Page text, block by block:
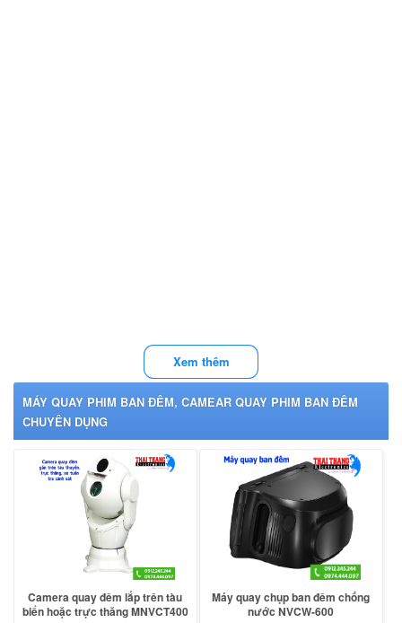
Xem thêm
MÁY QUAY PHIM BAN ĐÊM, CAMEAR QUAY PHIM BAN ĐÊM
CHUYÊN DỤNG
Camera quay đêm lắp trên tàu
biển hoặc trực thăng MNVCT400
Máy quay chụp ban đêm chống
nước NVCW-600